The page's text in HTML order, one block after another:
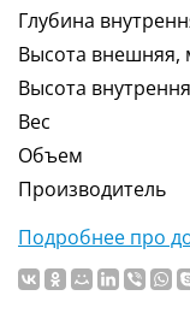
Глубина
Высота внешняя,
Высота
Вес
Объем
Производитель
Подробнее про